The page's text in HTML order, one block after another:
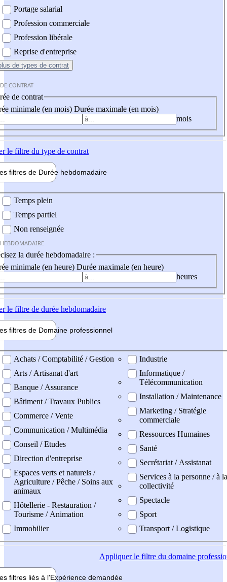
Portage salarial
Profession commerciale
Profession libérale
Reprise d'entreprise
de types de contrat
CONTRAT
de contrat
minimale (en mois) Durée maximale (en mois)
mois
le filtre du type de contrat
filtres de Durée hebdomadaire
Temps plein
Temps partiel
Non renseignée
la durée hebdomadaire :
minimale (en heure) Durée maximale (en heure)
heures
le filtre de durée hebdomadaire
filtres de Domaine professionnel
professionel
Achats / Comptabilité / Gestion
Arts / Artisanat d'art
Banque / Assurance
Bâtiment / Travaux Publics
Commerce / Vente
Communication / Multimédia
Conseil / Etudes
Direction d'entreprise
Espaces verts et naturels /
Agriculture / Pêche / Soins aux
animaux
Hôtellerie - Restauration /
Tourisme / Animation
Immobilier
Industrie
Informatique /
Télécommunication
Installation / Maintenance
Marketing / Stratégie
commerciale
Ressources Humaines
Santé
Secrétariat / Assistanat
Services à la personne / à la
collectivité
Spectacle
Sport
Transport / Logistique
Appliquerle filtre du domaine
filtres liés à l'Expérience demandée